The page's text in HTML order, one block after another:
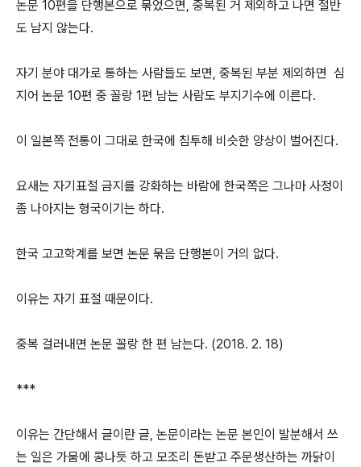
논문 10편을 단행본으로 묶었으면, 중복된 거 제외하고 나면 절반
도 남지 않는다.
자기 분야 대가로 통하는 사람들도 보면, 중복된 부분 제외하면 심
지어 논문 10편 중 꼴랑 1편 남는 사람도 부지기수에 이른다.
이 일본쪽 전통이 그대로 한국에 침투해 비슷한 양상이 벌어진다.
요새는 자기표절 금지를 강화하는 바람에 한국쪽은 그나마 사정이
좀 나아지는 형국이기는 하다.
한국 고고학계를 보면 논문 묶음 단행본이 거의 없다.
이유는 자기 표절 때문이다.
중복 걸러내면 논문 꼴랑 한 편 남는다. (2018. 2. 18)
***
이유는 간단해서 글이란 글, 논문이라는 논문 본인이 발분해서 쓰
는 일은 가뭄에 콩나듯 하고 모조리 돈받고 주문생산하는 까닭이